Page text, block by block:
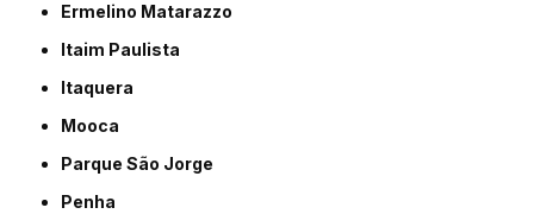
Ermelino Matarazzo
Itaim Paulista
Itaquera
Mooca
Parque São Jorge
Penha